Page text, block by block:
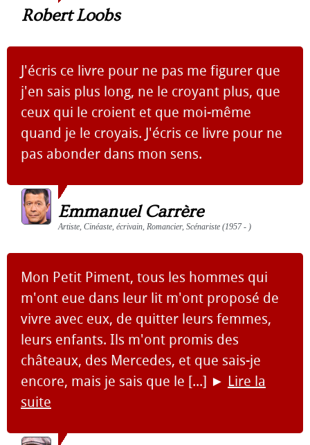
Robert Loobs
J'écris ce livre pour ne pas me figurer que
j'en sais plus long, ne le croyant plus, que
ceux qui le croient et que moi-même
quand je le croyais. J'écris ce livre pour ne
pas abonder dans mon sens.
Emmanuel Carrère
Artiste, Cinéaste, écrivain, Romancier, Scénariste (1957 - )
Mon Petit Piment, tous les hommes qui
m'ont eue dans leur lit m'ont proposé de
vivre avec eux, de quitter leurs femmes,
leurs enfants. Ils m'ont promis des
châteaux, des Mercedes, et que sais-je
encore, mais je sais que le [...] ► Lire la
suite